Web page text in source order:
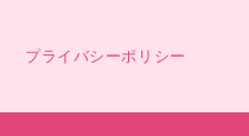
プライバシーポリシー